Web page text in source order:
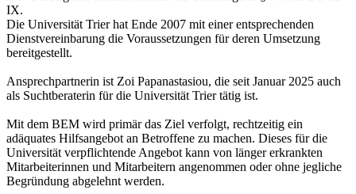
IX.
Die Universität Trier hat Ende 2007 mit einer entsprechenden
Dienstvereinbarung die Voraussetzungen für deren Umsetzung
bereitgestellt.
Ansprechpartnerin ist Zoi Papanastasiou, die seit Januar 2025 auch
als Suchtberaterin für die Universität Trier tätig ist.
Mit dem BEM wird primär das Ziel verfolgt, rechtzeitig ein
adäquates Hilfsangebot an Betroffene zu machen. Dieses für die
Universität verpflichtende Angebot kann von länger erkrankten
Mitarbeiterinnen und Mitarbeitern angenommen oder ohne jegliche
Begründung abgelehnt werden.